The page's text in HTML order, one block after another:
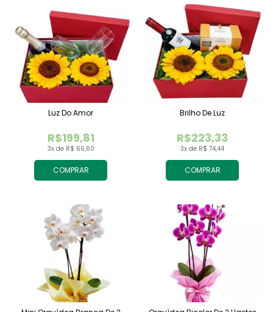
COMPRAR
3x de R$ 66,60
R$199,81
Luz Do Amor
COMPRAR
3x de R$ 74,44
R$223,33
Brilho De Luz